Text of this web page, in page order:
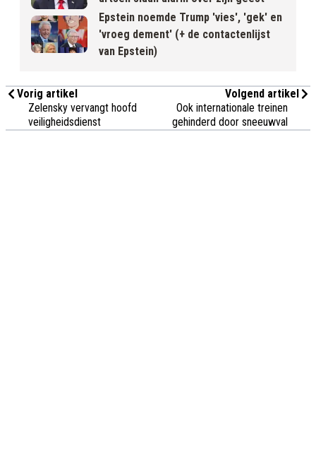
Epstein noemde Trump 'vies', 'gek' en
'vroeg dement' (+ de contactenlijst
van Epstein)
Vorig artikel
Zelensky vervangt hoofd
veiligheidsdienst
Volgend artikel
Ook internationale treinen
gehinderd door sneeuwval